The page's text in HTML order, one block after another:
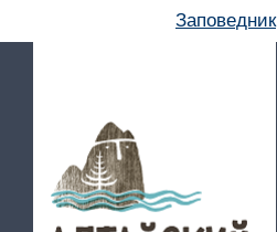
Заповедник